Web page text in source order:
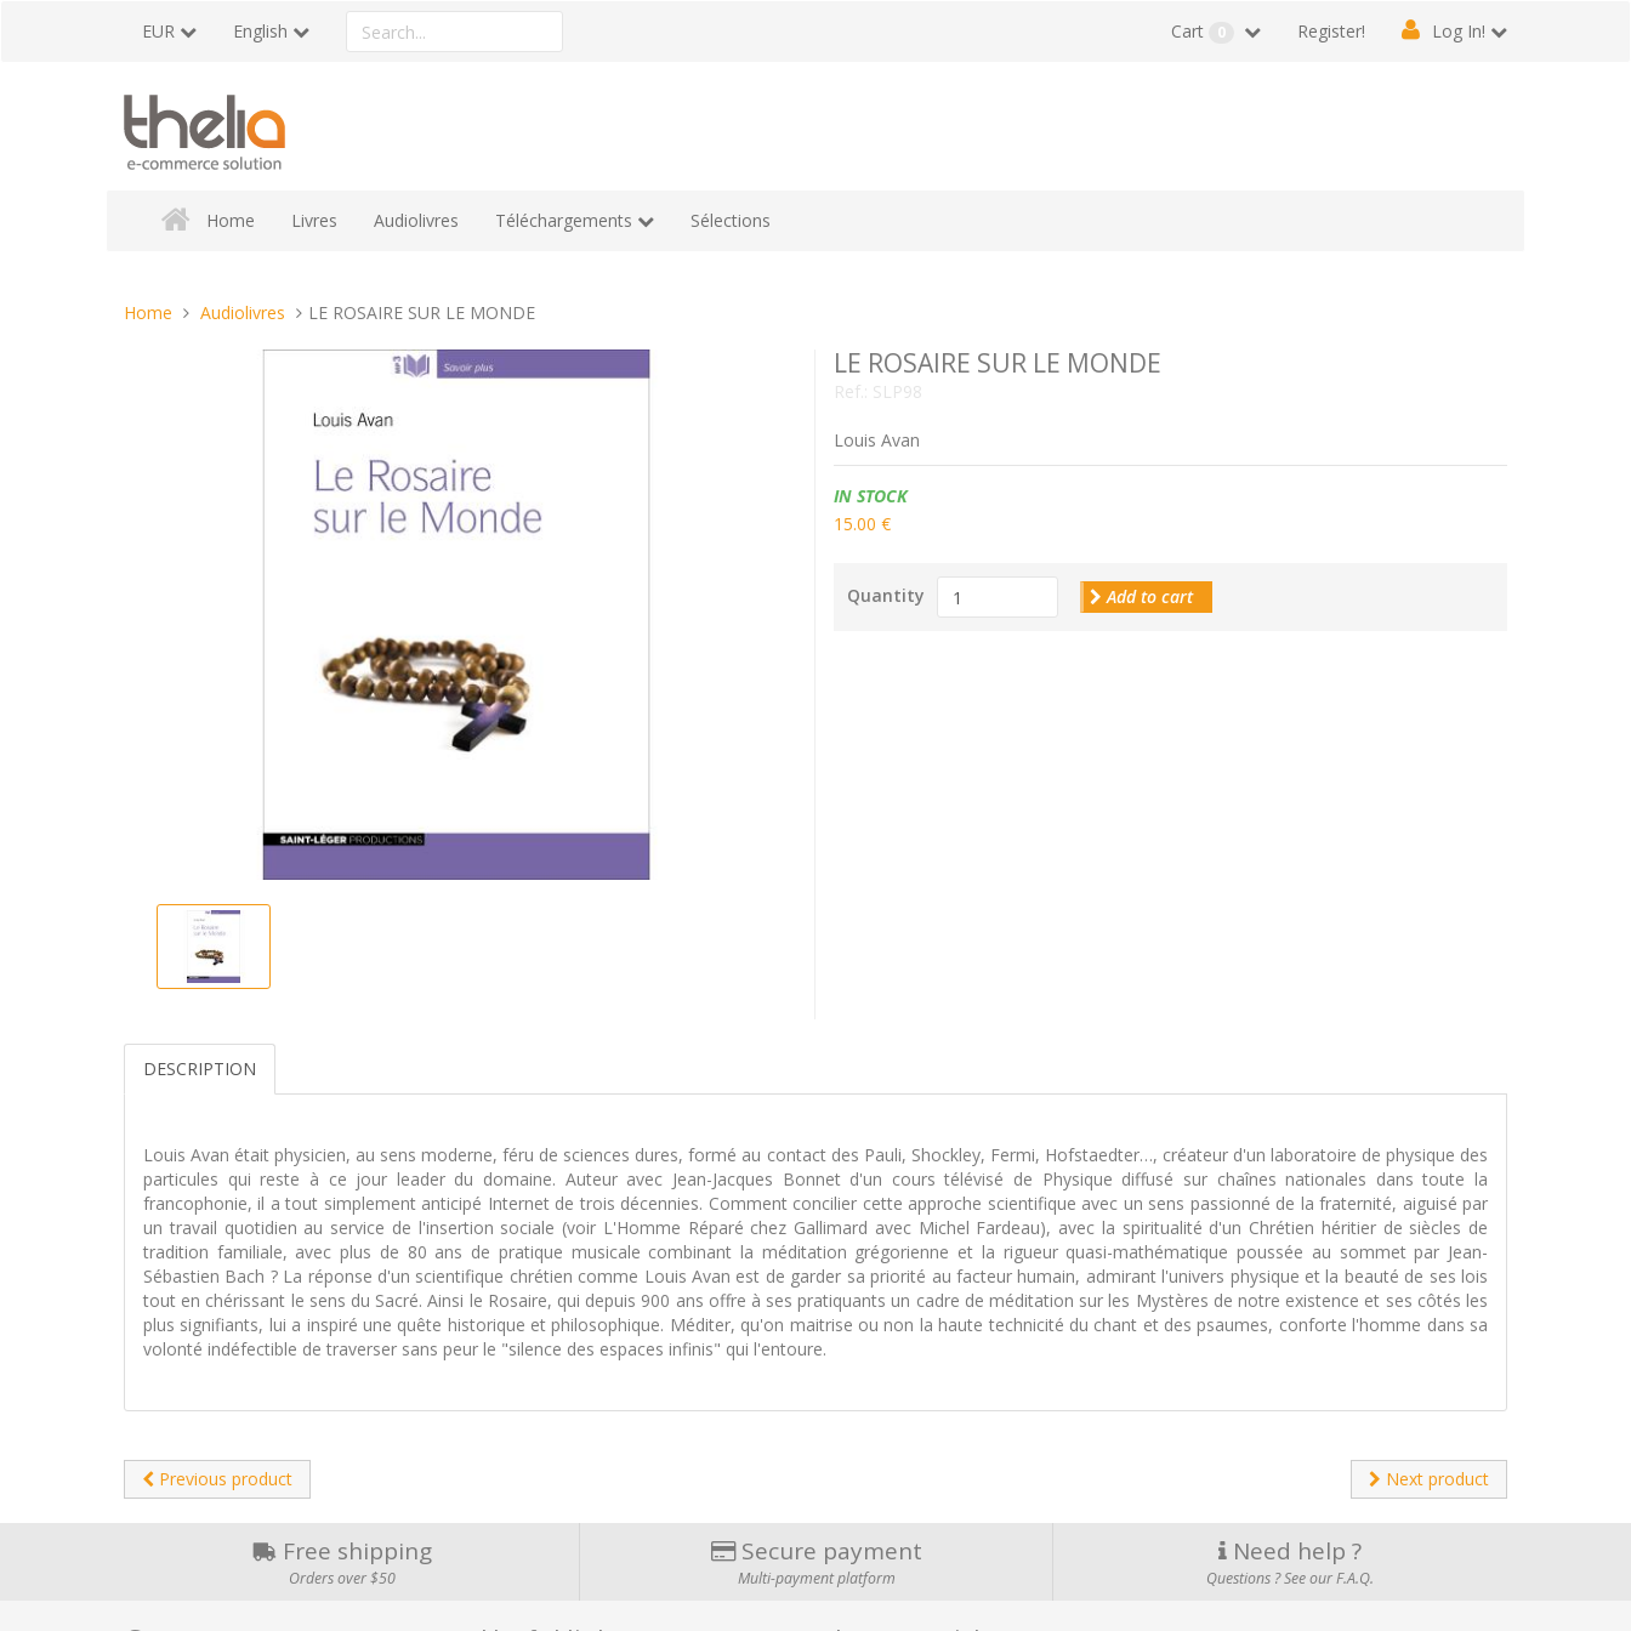
EUR English
Search
a
Register! Log In!
Cart 0
Home Livres Audiolivres Téléchargements Sélections
You
Home Audiolivres LE ROSAIRE SUR LE MONDE
LE ROSAIRE SUR LE MONDE
Ref.: SLP98
Louis Avan
Availability:
IN STOCK
15.00 €
Quantity Add to cart
DESCRIPTION
Louis Avan était physicien, au sens moderne, féru de sciences dures, formé au contact des Pauli, Shockley, Fermi, Hofstaedter…, créateur d'un laboratoire de physique des
particules qui reste à ce jour leader du domaine. Auteur avec Jean-Jacques Bonnet d'un cours télévisé de Physique diffusé sur chaînes nationales dans toute la
francophonie, il a tout simplement anticipé Internet de trois décennies. Comment concilier cette approche scientifique avec un sens passionné de la fraternité, aiguisé par
un travail quotidien au service de l'insertion sociale (voir L'Homme Réparé chez Gallimard avec Michel Fardeau), avec la spiritualité d'un Chrétien héritier de siècles de
tradition familiale, avec plus de 80 ans de pratique musicale combinant la méditation grégorienne et la rigueur quasi-mathématique poussée au sommet par Jean-
Sébastien Bach ? La réponse d'un scientifique chrétien comme Louis Avan est de garder sa priorité au facteur humain, admirant l'univers physique et la beauté de ses lois
tout en chérissant le sens du Sacré. Ainsi le Rosaire, qui depuis 900 ans offre à ses pratiquants un cadre de méditation sur les Mystères de notre existence et ses côtés les
plus signifiants, lui a inspiré une quête historique et philosophique. Méditer, qu'on maitrise ou non la haute technicité du chant et des psaumes, conforte l'homme dans sa
volonté indéfectible de traverser sans peur le "silence des espaces infinis" qui l'entoure.
Previous product Next product
Free shipping
Orders over $50
Secure payment
Multi-payment platform
Need help ?
Questions ? See our F.A.Q.